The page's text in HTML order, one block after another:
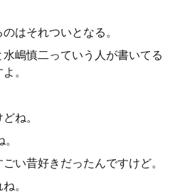
はそれついとなる。
嶋慎二っていう人が書いてる
。
ね。
い昔好きだったんですけど。
。